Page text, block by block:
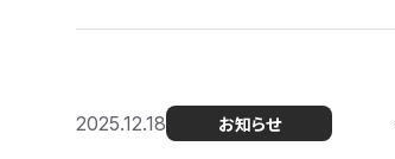
2025.12.18 お知らせ